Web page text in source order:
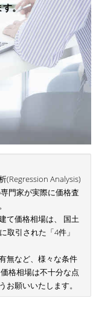
す。
(Regression Analysis)
門家が実際に価格査
て価格相場は、 国土
取引された「4件」
無など、様々な条件
格相場は不十分な点
願いいたします。